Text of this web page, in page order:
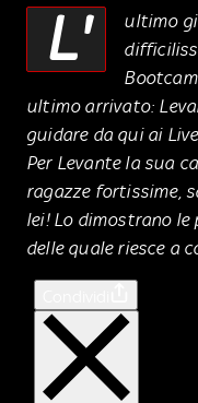
L'
ultimo
ultimo arrivato:
guidare da qui ai
Per Levante la sua
ragazze fortissime,
lei! Lo dimostrano
delle quale riesce a